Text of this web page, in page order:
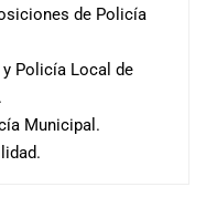
de Policía
Policía Local de
Municipal.